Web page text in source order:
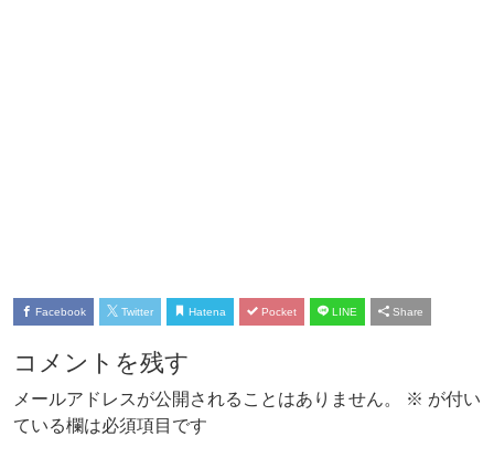
Facebook Twitter Hatena Pocket LINE Share
コメントを残す
メールアドレスが公開されることはありません。 ※ が付い
ている欄は必須項目です